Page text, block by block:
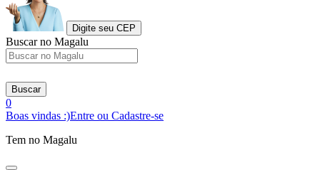
Digite seu CEP
Buscar no Magalu
Buscar
0
Boas vindas :)Entre ou Cadastre-se
Tem no Magalu